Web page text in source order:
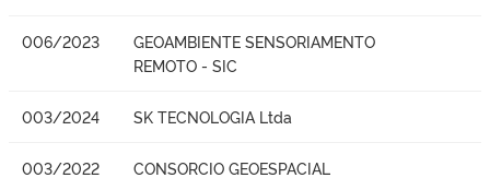
006/2023
GEOAMBIENTE SENSORIAMENTO
REMOTO - SIC
003/2024 SK TECNOLOGIA Ltda
003/2022 CONSORCIO GEOESPACIAL